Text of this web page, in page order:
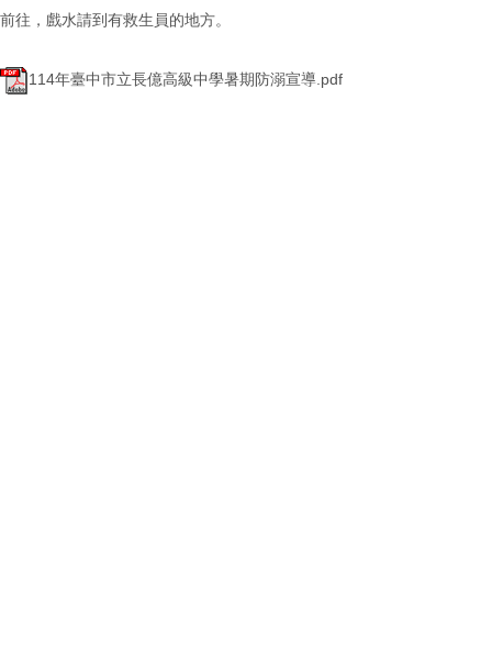
前往，戲水請到有救生員的地方。
114年臺中市立長億高級中學暑期防溺宣導.pdf